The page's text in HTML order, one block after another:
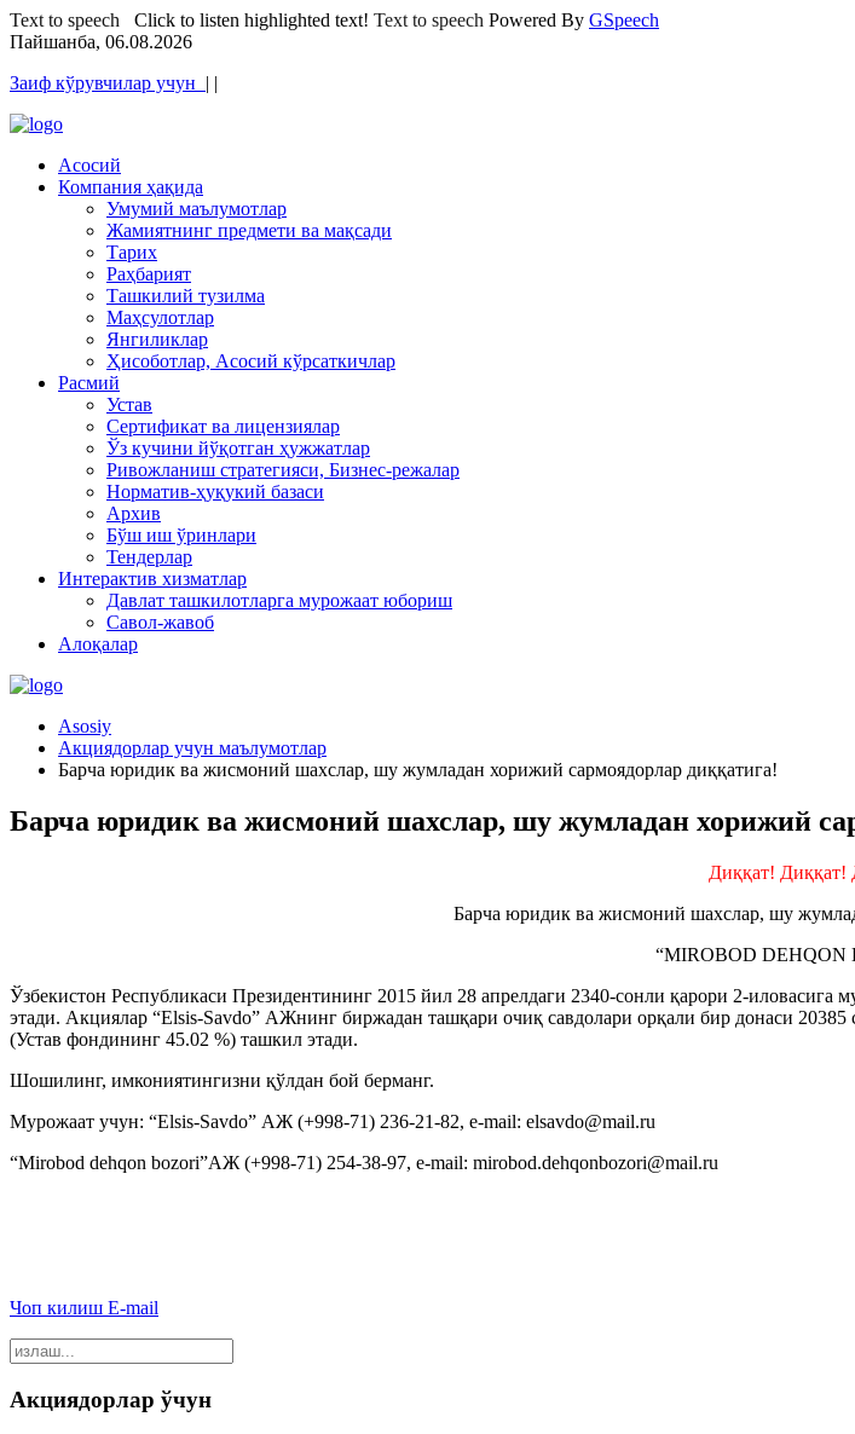
Text to speech Click to listen highlighted text! Text to speech Powered By GSpeech
Пайшанба, 06.08.2026
Заиф кўрувчилар учун | |
Асосий
Компания ҳақида
Умумий маълумотлар
Жамиятнинг предмети ва мақсади
Тарих
Раҳбарият
Ташкилий тузилма
Маҳсулотлар
Янгиликлар
Ҳисоботлар, Асосий кўрсаткичлар
Расмий
Устав
Сертификат ва лицензиялар
Ўз кучини йўқотган ҳужжатлар
Ривожланиш стратегияси, Бизнес-режалар
Норматив-ҳуқукий базаси
Архив
Бўш иш ўринлари
Тендерлар
Интерактив хизматлар
Давлат ташкилотларга мурожаат юбориш
Савол-жавоб
Алоқалар
Asosiy
Акциядорлар учун маълумотлар
Барча юридик ва жисмоний шахслар, шу жумладан хорижий сармоядорлар диққатига!
Барча юридик ва жисмоний шахслар, шу жумладан хорижий
Диққат! Диққат!
Барча юридик ва жисмоний шахслар, шу
“MIROBOD
Ўзбекистон Республикаси Президентининг 2015 йил 28 апрелдаги 2340-сонли қарори 2-
этади. Акциялар “Elsis-Savdo” АЖнинг биржадан ташқари очиқ савдолари орқали бир донаси
(Устав фондининг 45.02 %) ташкил этади.
Шошилинг, имкониятингизни қўлдан бой берманг.
Мурожаат учун: “Elsis-Savdo” АЖ (+998-71) 236-21-82, e-mail: elsavdo@mail.ru
“Mirobod dehqon bozori”АЖ (+998-71) 254-38-97, e-mail: mirobod.dehqonbozori@mail.ru
Чоп килиш E-mail
Акциядорлар ўчун